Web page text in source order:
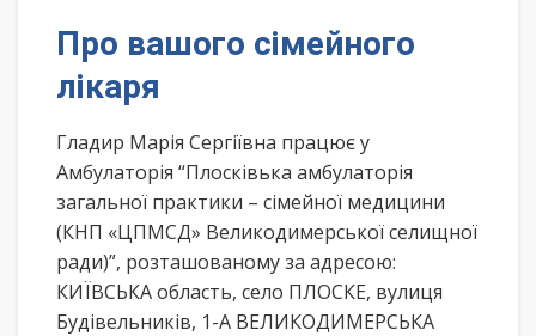
Про вашого сімейного
лікаря
Гладир Марія Сергіївна працює у
Амбулаторія “Плосківька амбулаторія
загальної практики – сімейної медицини
(КНП «ЦПМСД» Великоди­мерської селищної
ради)”, розташованому за адресою:
КИЇВСЬКА область, село ПЛОСКЕ, вулиця
Будівельників, 1-А ВЕЛИКОДИМЕРСЬКА